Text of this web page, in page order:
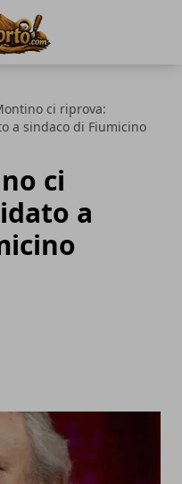
ci riprova:
a sindaco di Fiumicino
ci
a